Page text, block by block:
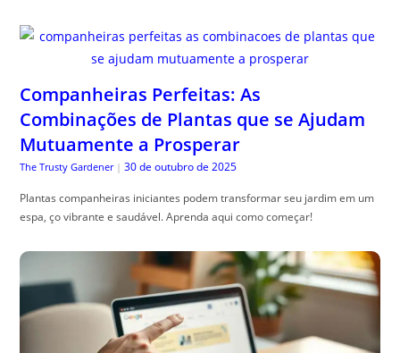
Companheiras Perfeitas: As
Combinações de Plantas que se Ajudam
Mutuamente a Prosperar
The Trusty Gardener | 30 de outubro de 2025
Plantas companheiras iniciantes podem transformar seu jardim em um
espa, ço vibrante e saudável. Aprenda aqui como começar!